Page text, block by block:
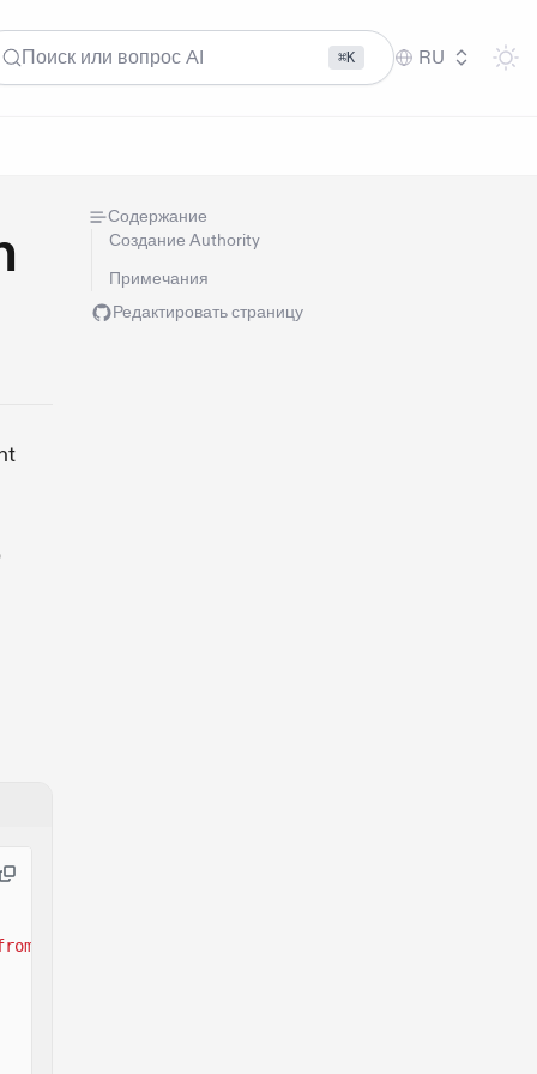
Поиск или вопрос AI ⌘K RU
Содержание
Создание Authority
Примечания
Редактировать страницу